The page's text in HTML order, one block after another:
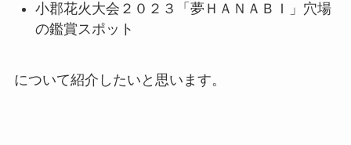
小郡花火大会２０２３「夢ＨＡＮＡＢＩ」穴場
の鑑賞スポット
について紹介したいと思います。